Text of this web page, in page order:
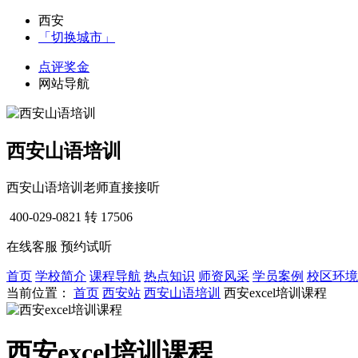
西安
「切换城市」
点评奖金
网站导航
西安山语培训
西安山语培训老师直接接听
400-029-0821 转 17506
在线客服 预约试听
首页 学校简介 课程导航 热点知识 师资风采 学员案例 校区环境
当前位置：
首页 西安站 西安山语培训 西安excel培训课程